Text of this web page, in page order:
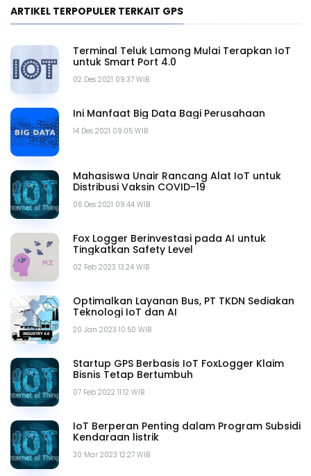
ARTIKEL TERPOPULER TERKAIT GPS
02 Des 2021 09.37 WIB
Terminal Teluk Lamong Mulai Terapkan IoT
untuk Smart Port 4.0
14 Des 2021 09.05 WIB
Ini Manfaat Big Data Bagi Perusahaan
06 Des 2021 09.44 WIB
Mahasiswa Unair Rancang Alat IoT untuk
Distribusi Vaksin COVID-19
02 Feb 2023 13.24 WIB
Fox Logger Berinvestasi pada AI untuk
Tingkatkan Safety Level
20 Jan 2023 10.50 WIB
Optimalkan Layanan Bus, PT TKDN Sediakan
Teknologi IoT dan AI
07 Feb 2022 11.12 WIB
Startup GPS Berbasis IoT FoxLogger Klaim
Bisnis Tetap Bertumbuh
30 Mar 2023 12.27 WIB
IoT Berperan Penting dalam Program Subsidi
Kendaraan listrik